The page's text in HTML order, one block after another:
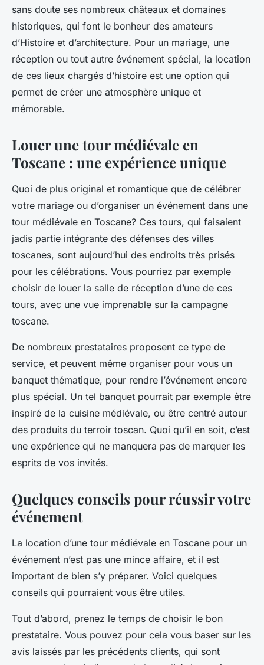
sans doute ses nombreux châteaux et domaines
historiques, qui font le bonheur des amateurs
d’Histoire et d’architecture. Pour un mariage, une
réception ou tout autre événement spécial, la location
de ces lieux chargés d’histoire est une option qui
permet de créer une atmosphère unique et
mémorable.
Louer une tour médiévale en
Toscane : une expérience unique
Quoi de plus original et romantique que de célébrer
votre mariage ou d’organiser un événement dans une
tour médiévale en Toscane? Ces tours, qui faisaient
jadis partie intégrante des défenses des villes
toscanes, sont aujourd’hui des endroits très prisés
pour les célébrations. Vous pourriez par exemple
choisir de louer la salle de réception d’une de ces
tours, avec une vue imprenable sur la campagne
toscane.
De nombreux prestataires proposent ce type de
service, et peuvent même organiser pour vous un
banquet thématique, pour rendre l’événement encore
plus spécial. Un tel banquet pourrait par exemple être
inspiré de la cuisine médiévale, ou être centré autour
des produits du terroir toscan. Quoi qu’il en soit, c’est
une expérience qui ne manquera pas de marquer les
esprits de vos invités.
Quelques conseils pour réussir votre
événement
La location d’une tour médiévale en Toscane pour un
événement n’est pas une mince affaire, et il est
important de bien s’y préparer. Voici quelques
conseils qui pourraient vous être utiles.
Tout d’abord, prenez le temps de choisir le bon
prestataire. Vous pouvez pour cela vous baser sur les
avis laissés par les précédents clients, qui sont